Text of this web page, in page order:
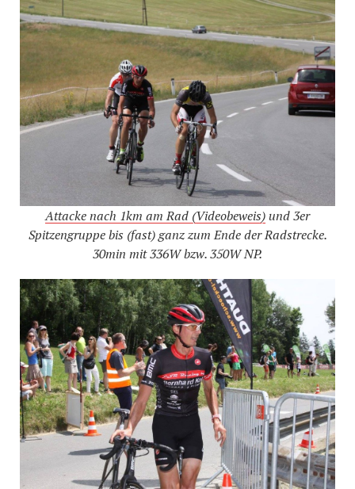
Attacke nach 1km am Rad (Videobeweis)und 3er
Spitzengruppe bis (fast) ganz zum Ende der Radstrecke.
30min mit 336W bzw. 350W NP.